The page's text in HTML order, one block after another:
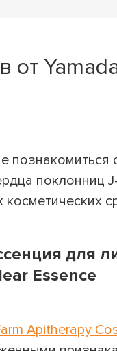
от
познакомиться
поклонниц
для
Essence
Apitherapy